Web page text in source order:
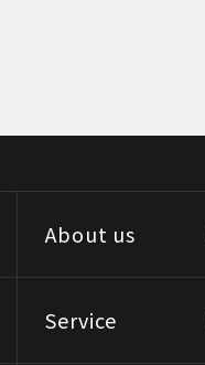
About us
Service